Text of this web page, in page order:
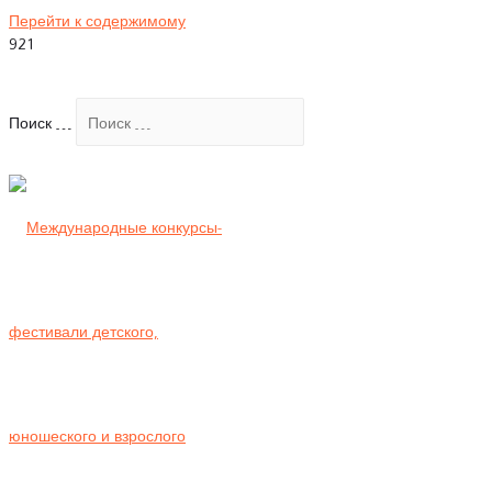
Перейти к содержимому
Поиск …